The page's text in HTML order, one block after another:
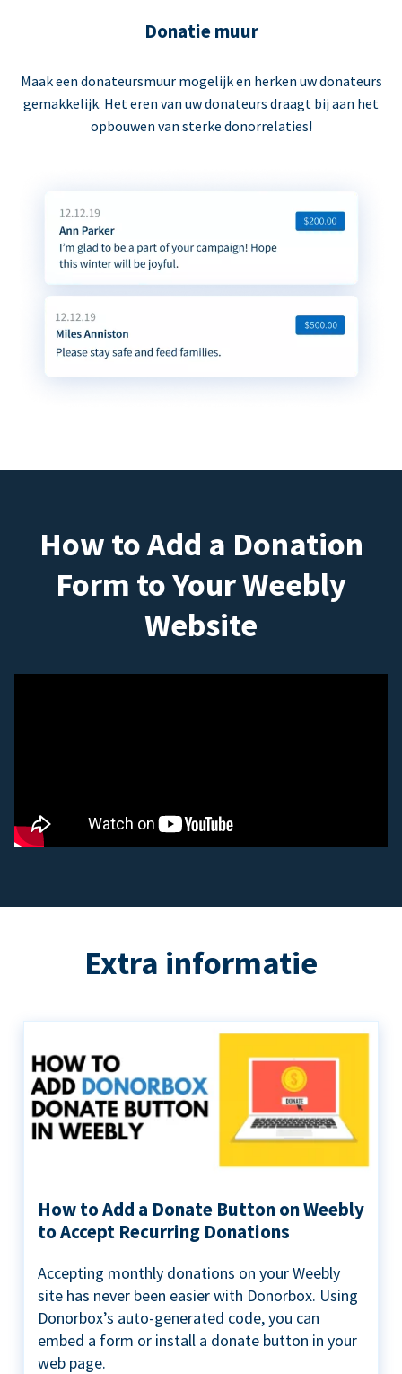
Donatie muur
Maak een donateursmuur mogelijk en herken uw donateurs
gemakkelijk. Het eren van uw donateurs draagt bij aan het
opbouwen van sterke donorrelaties!
How to Add a Donation
Form to Your Weebly
Website
Extra informatie
How to Add a Donate Button on Weebly
to Accept Recurring Donations
Accepting monthly donations on your Weebly
site has never been easier with Donorbox. Using
Donorbox’s auto-generated code, you can
embed a form or install a donate button in your
web page.